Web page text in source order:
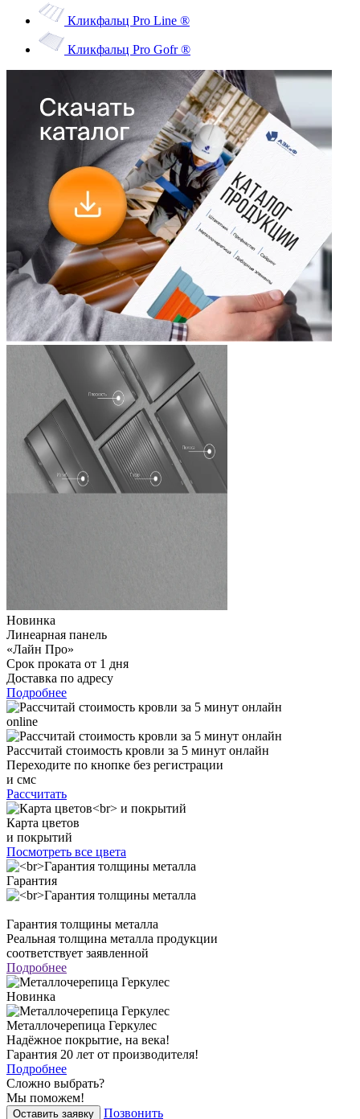
Кликфальц Pro Line ®
Кликфальц Pro Gofr ®
Новинка
Линеарная панель
«Лайн Про»
Срок проката от 1 дня
Доставка по адресу
Подробнее
online
Рассчитай стоимость кровли за 5 минут онлайн
Переходите по кнопке без регистрации
и смс
Рассчитать
Карта цветов
и покрытий
Посмотреть все цвета
Гарантия
Гарантия толщины металла
Реальная толщина металла продукции
соответствует заявленной
Подробнее
Новинка
Металлочерепица Геркулес
Надёжное покрытие, на века!
Гарантия 20 лет от производителя!
Подробнее
Сложно выбрать?
Мы поможем!
Оставить заявку Позвонить